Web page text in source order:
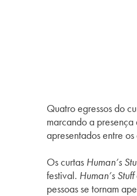
Quatro egressos do
marcando a
apresentados entre
Os curtas Human’s
festival. Human’s Stuff
pessoas se tornam